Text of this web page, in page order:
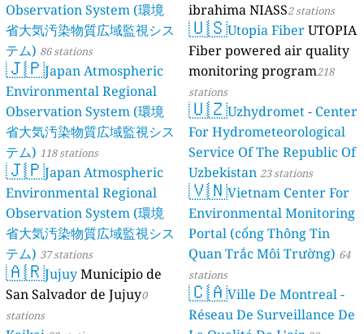
Observation System (環境
省大気汚染物質広域監視シス
テム) 86 stations
🇯🇵Japan Atmospheric
Environmental Regional
Observation System (環境
省大気汚染物質広域監視シス
テム) 118 stations
🇯🇵Japan Atmospheric
Environmental Regional
Observation System (環境
省大気汚染物質広域監視シス
テム) 37 stations
🇦🇷Jujuy Municipio de
San Salvador de Jujuy0
stations
ibrahima NIASS2 stations
🇺🇸Utopia FiberUTOPIA
Fiber powered air quality
monitoring program218
stations
🇺🇿Uzhydromet - Center
For Hydrometeorological
Service Of The Republic Of
Uzbekistan 23 stations
🇻🇳Vietnam Center For
Environmental Monitoring
Portal (cổng Thông Tin
Quan Trắc Môi Trường) 64
stations
🇨🇦Ville De Montreal -
Réseau De Surveillance De